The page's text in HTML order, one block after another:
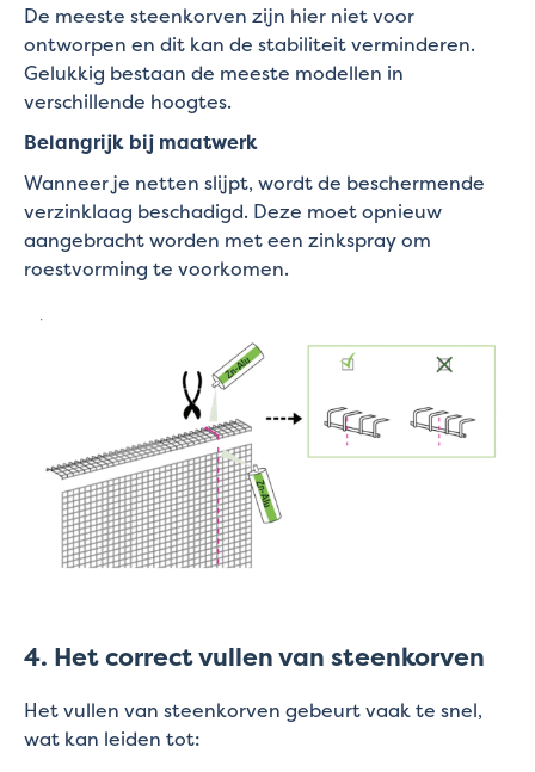
De meeste steenkorven zijn hier niet voor
ontworpen en dit kan de stabiliteit verminderen.
Gelukkig bestaan de meeste modellen in
verschillende hoogtes.
Belangrijk bij maatwerk
Wanneer je netten slijpt, wordt de beschermende
verzinklaag beschadigd. Deze moet opnieuw
aangebracht worden met een zinkspray om
roestvorming te voorkomen.
4. Het correct vullen van steenkorven
Het vullen van steenkorven gebeurt vaak te snel,
wat kan leiden tot: